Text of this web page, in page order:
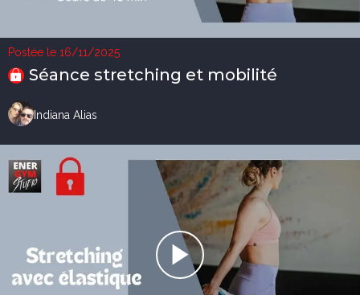
Postée le 16/11/2025
Séance stretching et mobilité
Indiana Alias